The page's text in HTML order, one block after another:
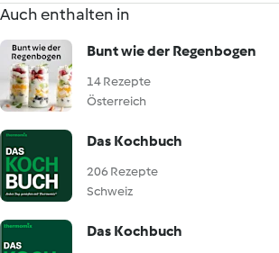
Auch enthalten in
Bunt wie der Regenbogen
14 Rezepte
Österreich
Das Kochbuch
206 Rezepte
Schweiz
Das Kochbuch